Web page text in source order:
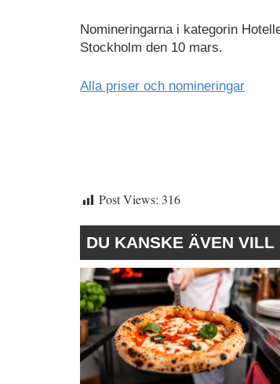
Nomineringarna i kategorin
Stockholm den 10 mars.
Alla priser och nomineringar
Post Views: 316
DU KANSKE ÄVEN